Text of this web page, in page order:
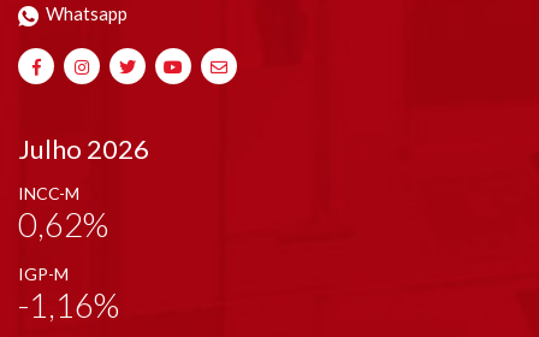
Whatsapp
Julho 2026
INCC-M
0,62%
IGP-M
-1,16%